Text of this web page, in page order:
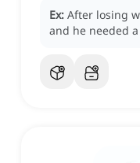
Ex: After losing
and he needed